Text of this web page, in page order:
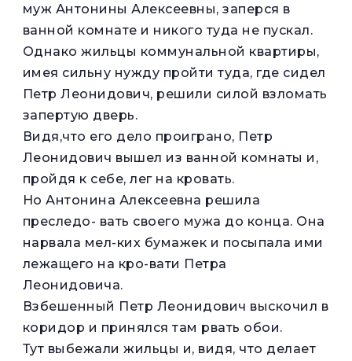
муж Антонины Алексеевны, заперся в
ванной комнате и никого туда не пускал.
Однако жильцы коммунальной квартиры,
имея сильну нужду пройти туда, где сидел
Петр Леонидович, решили силой взломать
запертую дверь.
Видя,что его дело проиграно, Петр
Леонидович вышел из ванной комнаты и,
пройдя к себе, лег на кровать.
Но Антонина Алексеевна решила
преследо- вать своего мужа до конца. Она
нарвала мел-ких бумажек и посыпала ими
лежащего на кро-вати Петра
Леонидовича.
Взбешенный Петр Леонидович выскочил в
коридор и принялся там рвать обои.
Тут выбежали жильцы и, видя, что делает